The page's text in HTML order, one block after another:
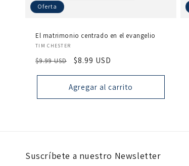
Oferta
El matrimonio centrado en el evangelio
Proveedor:
TIM CHESTER
Precio
habitual
$9.99 USD
Precio
de
oferta
$8.99 USD
Agregar al carrito
Suscríbete a nuestro Newsletter